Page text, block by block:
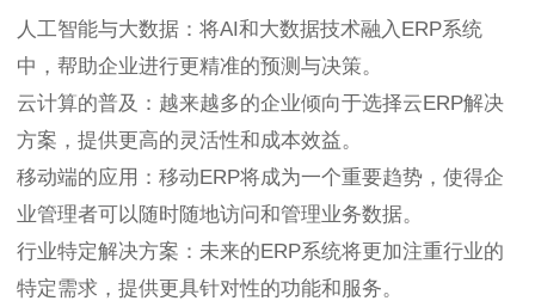
人工智能与大数据：将AI和大数据技术融入ERP系统
中，帮助企业进行更精准的预测与决策。
云计算的普及：越来越多的企业倾向于选择云ERP解决
方案，提供更高的灵活性和成本效益。
移动端的应用：移动ERP将成为一个重要趋势，使得企
业管理者可以随时随地访问和管理业务数据。
行业特定解决方案：未来的ERP系统将更加注重行业的
特定需求，提供更具针对性的功能和服务。